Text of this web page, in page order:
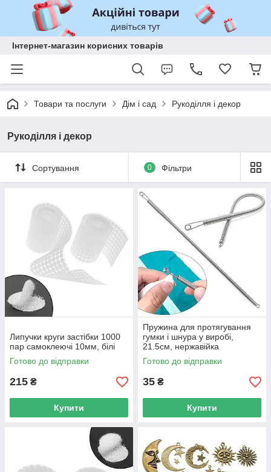
Інтернет-магазин корисних товарів
Товари та послуги Дім і сад Рукоділля і декор
Рукоділля і декор
Сортування 0 Фільтри
Липучки круги застібки 1000
пар самоклеючі 10мм, білі
Готово до відправки
215 ₴
Купити
Пружина для протягування
гумки і шнура у виробі,
21.5см, нержавійка
Готово до відправки
35 ₴
Купити